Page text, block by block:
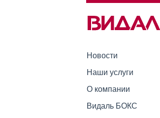
Новости
Наши услуги
О компании
Видаль БОКС